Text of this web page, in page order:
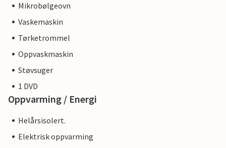
Mikrobølgeovn
Vaskemaskin
Tørketrommel
Oppvaskmaskin
Støvsuger
1 DVD
Oppvarming / Energi
Helårsisolert.
Elektrisk oppvarming